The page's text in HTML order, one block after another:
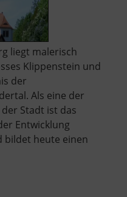
liegt malerisch
Klippenstein und
der
Als eine der
Stadt ist das
Entwicklung
bildet heute einen